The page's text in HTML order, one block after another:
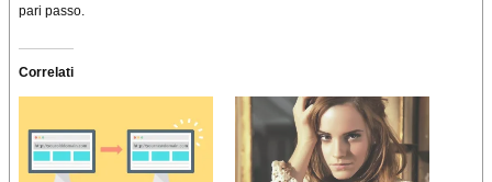
pari passo.
Correlati